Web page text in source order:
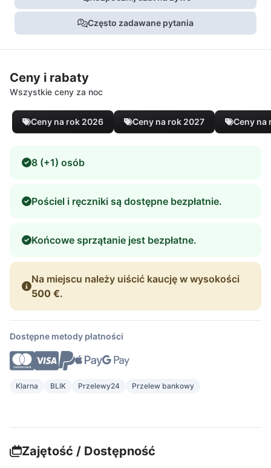
Często zadawane pytania
Ceny i rabaty
Wszystkie ceny za noc
Ceny na rok 2026 Ceny na rok 2027 Ceny na
8 (+1) osób
Pościel i ręczniki są dostępne bezpłatnie.
Końcowe sprzątanie jest bezpłatne.
Na miejscu należy uiścić kaucję w wysokości
500 €.
Dostępne metody płatności
Klarna BLIK Przelewy24 Przelew bankowy
Zajętość / Dostępność